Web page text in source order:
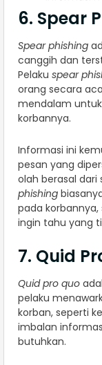
6. Spear
Spear phishing
canggih dan
Pelaku spear
orang secara
mendalam
korbannya.
Informasi ini
pesan yang
olah berasal dari
phishing
pada
ingin tahu yang
7. Quid
Quid pro quo
pelaku
korban, seperti
imbalan
butuhkan.